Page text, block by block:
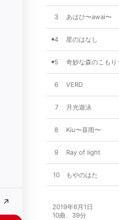
3 あはひ〜awai〜
4 星のはなし
5 奇妙な森のこもり
6 VERD
7 月光遊泳
8 Kiu〜喜雨〜
9 Ray of light
10 もやのはた
2019年6月1日
10曲、39分